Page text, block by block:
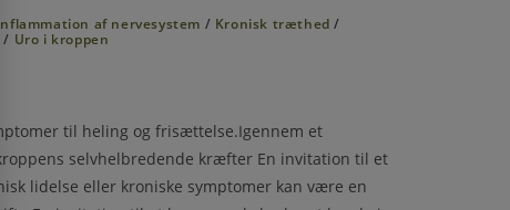
af nervesystem / Kronisk træthed /
/ Uro i kroppen
til heling og frisættelse.Igennem et
selvhelbredende kræfter En invitation til et
lidelse eller kroniske symptomer kan være en